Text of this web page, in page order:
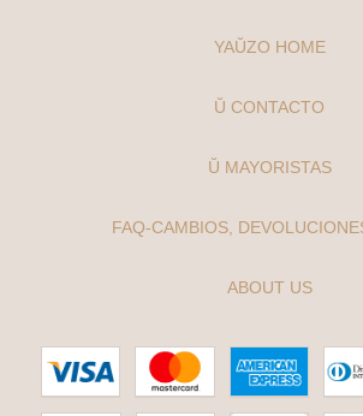
YAŬZO HOME
Ŭ CONTACTO
Ŭ MAYORISTAS
FAQ-CAMBIOS,
ABOUT US